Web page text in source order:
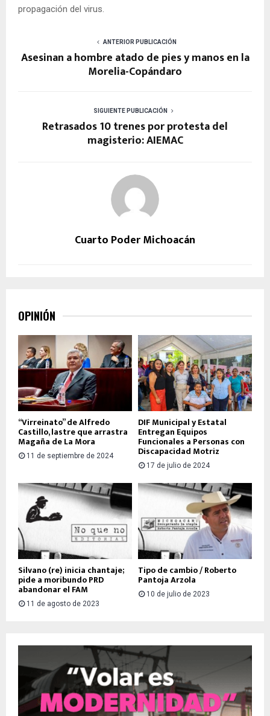
propagación del virus.
ANTERIOR PUBLICACIÓN
Asesinan a hombre atado de pies y manos en la
Morelia-Copándaro
SIGUIENTE PUBLICACIÓN
Retrasados 10 trenes por protesta del
magisterio: AIEMAC
Cuarto Poder Michoacán
OPINIÓN
“Virreinato” de Alfredo
Castillo, lastre que arrastra
Magaña de La Mora
11 de septiembre de 2024
DIF Municipal y Estatal
Entregan Equipos
Funcionales a Personas con
Discapacidad Motriz
17 de julio de 2024
Silvano (re) inicia chantaje;
pide a moribundo PRD
abandonar el FAM
11 de agosto de 2023
Tipo de cambio / Roberto
Pantoja Arzola
10 de julio de 2023